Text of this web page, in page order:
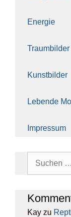
Ener­gie
Traum­bil­der
Kunst­bil­der
Leben­de
Impres­sum
Kay zu